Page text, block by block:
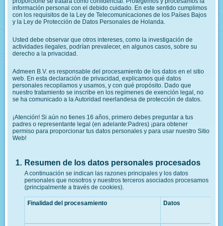
información personal con el debido cuidado. En este sentido cumplimos
con los requisitos de la Ley de Telecomunicaciones de los Países Bajos
y la Ley de Protección de Datos Personales de Holanda.
Usted debe observar que otros intereses, como la investigación de
actividades ilegales, podrían prevalecer, en algunos casos, sobre su
derecho a la privacidad.
Admeen B.V. es responsable del procesamiento de los datos en el sitio
web. En esta declaración de privacidad, explicamos qué datos
personales recopilamos y usamos, y con qué propósito. Dado que
nuestro tratamiento se inscribe en los regímenes de exención legal, no
se ha comunicado a la Autoridad neerlandesa de protección de datos.
¡Atención! Si aún no tienes 16 años, primero debes preguntar a tus
padres o representante legal (en adelante:Padres) ¡para obtener
permiso para proporcionar tus datos personales y para usar nuestro Sitio
Web!
Resumen de los datos personales procesados
A continuación se indican las razones principales y los datos
personales que nosotros y nuestros terceros asociados procesamos
(principalmente a través de cookies).
Finalidad del procesamiento Datos